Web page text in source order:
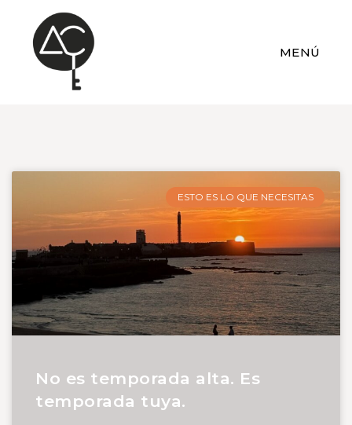
MENÚ
ESTO ES LO QUE NECESITAS
No es temporada alta. Es
temporada tuya.